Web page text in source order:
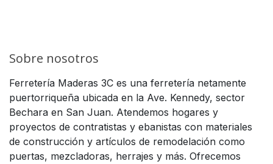
Sobre nosotros
Ferretería Maderas 3C es una ferretería netamente
puertorriqueña ubicada en la Ave. Kennedy, sector
Bechara en San Juan. Atendemos hogares y
proyectos de contratistas y ebanistas con materiales
de construcción y artículos de remodelación como
puertas, mezcladoras, herrajes y más. Ofrecemos